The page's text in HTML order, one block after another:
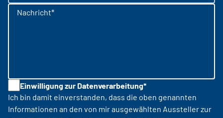
Nachricht*
Einwilligung zur Datenverarbeitung*
Ich bin damit einverstanden, dass die oben genannten
Informationen an den von mir ausgewählten Aussteller zur